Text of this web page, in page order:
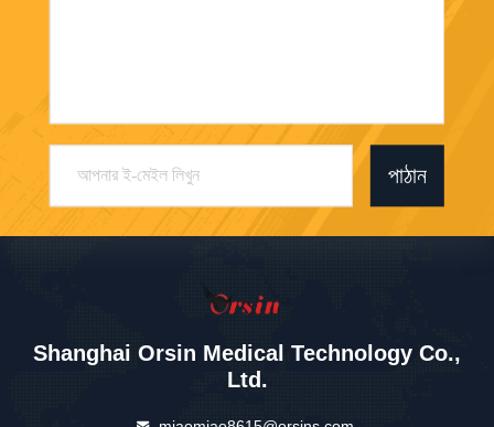
পাঠান
Shanghai Orsin Medical Technology Co.,
Ltd.